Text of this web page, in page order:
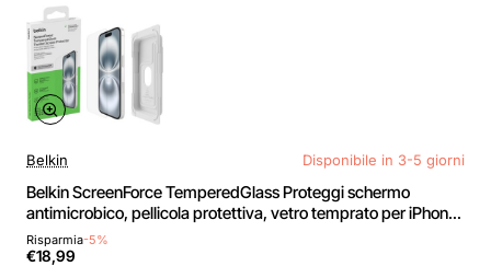
Belkin Disponibile in 3-5 giorni
Belkin ScreenForce TemperedGlass Proteggi schermo
antimicrobico, pellicola protettiva, vetro temprato per iPhone
15/14 Pro, trasparente, antigraffio, include supporto per
un'applicazione senza bolle
Risparmia-5%
€18,99